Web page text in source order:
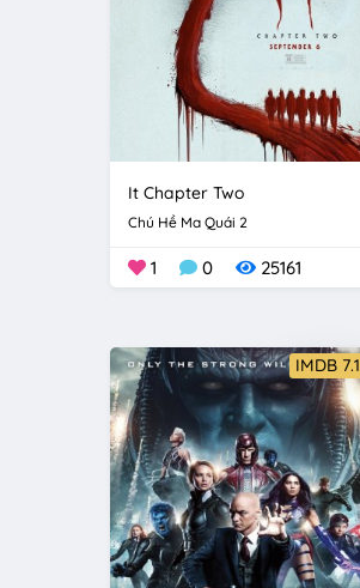
It Chapter Two
Chú Hề Ma Quái 2
1 0 25161
IMDB 7.1